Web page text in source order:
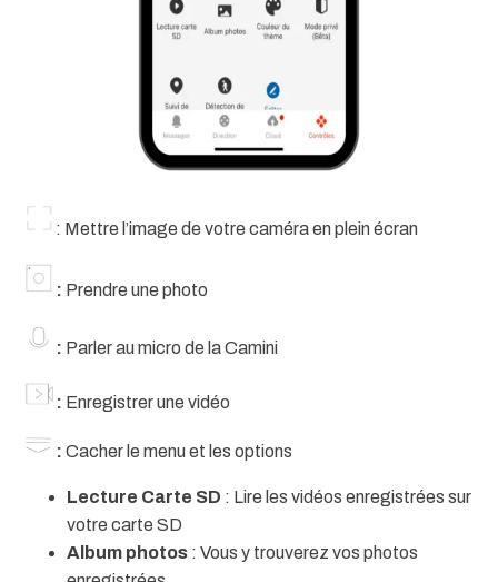
: Mettre l’image de votre caméra en plein écran
: Prendre une photo
: Parler au micro de la Camini
: Enregistrer une vidéo
: Cacher le menu et les options
Lecture Carte SD : Lire les vidéos enregistrées sur
votre carte SD
Album photos : Vous y trouverez vos photos